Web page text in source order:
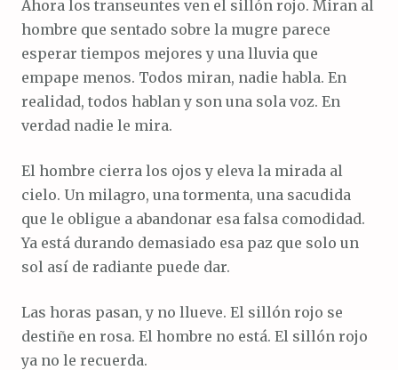
Ahora los transeuntes ven el sillón rojo. Miran al
hombre que sentado sobre la mugre parece
esperar tiempos mejores y una lluvia que
empape menos. Todos miran, nadie habla. En
realidad, todos hablan y son una sola voz. En
verdad nadie le mira.
El hombre cierra los ojos y eleva la mirada al
cielo. Un milagro, una tormenta, una sacudida
que le obligue a abandonar esa falsa comodidad.
Ya está durando demasiado esa paz que solo un
sol así de radiante puede dar.
Las horas pasan, y no llueve. El sillón rojo se
destiñe en rosa. El hombre no está. El sillón rojo
ya no le recuerda.